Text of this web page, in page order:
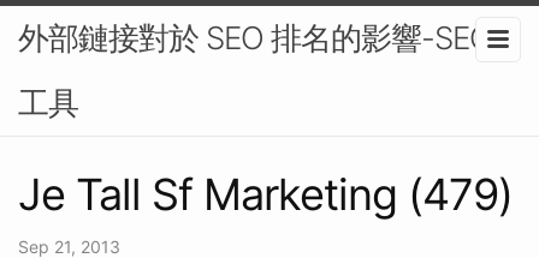
外部鏈接對於 SEO 排名的影響-SEO
工具
Je Tall Sf Marketing (479)
Sep 21, 2013